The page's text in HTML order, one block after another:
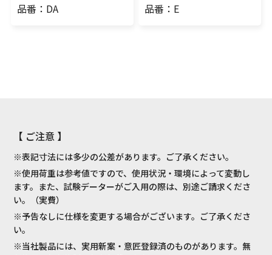
品番：DA
品番：E
【 ご注意 】
※表記寸法には多少の公差があります。ご了承ください。
※使用荷重は参考値ですので、使用状況・環境によって変動し
ます。また、試験データーがご入用の際は、別途ご請求くださ
い。（実費）
※予告なしに仕様を変更する場合がございます。ご了承くださ
い。
※当社製品には、実用新案・意匠登録済のものがあります。無